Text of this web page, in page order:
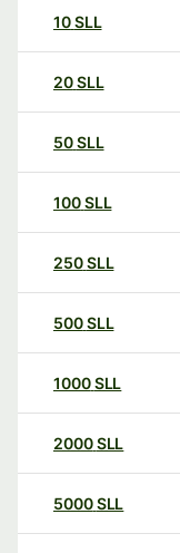
10SLL
20SLL
50SLL
100SLL
250SLL
500SLL
1000SLL
2000SLL
5000SLL